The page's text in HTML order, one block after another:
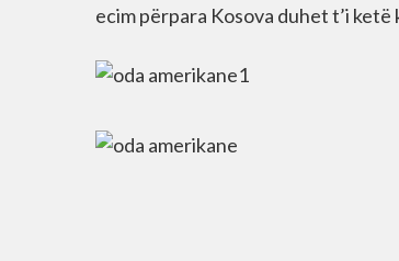
ecim përpara Kosova duhet t’i ketë